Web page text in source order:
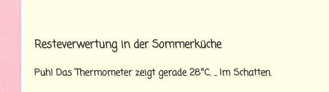
Resteverwertung in der Sommerküche
Puh! Das Thermometer zeigt gerade 28°C. ... Im Schatten.